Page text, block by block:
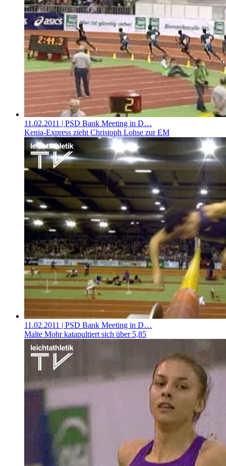
11.02.2011 | PSD Bank Meeting in D…
Kenia-Express zieht Christoph Lohse zur EM
11.02.2011 | PSD Bank Meeting in D…
Malte Mohr katapultiert sich über 5,85